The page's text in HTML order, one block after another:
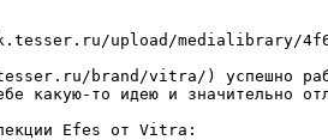
upload/medialibrary/
brand/vitra/) успешно
какую-то идею и значительно
Efes от Vitra: